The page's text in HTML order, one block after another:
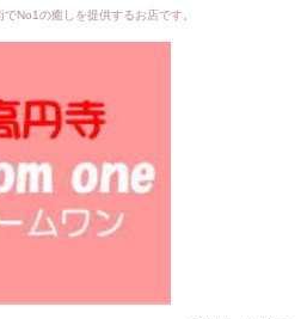
No1の癒しを提供するお店です。